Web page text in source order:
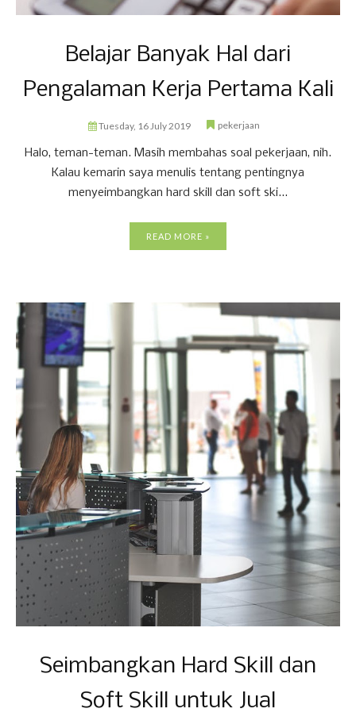
Belajar Banyak Hal dari
Pengalaman Kerja Pertama Kali
Tuesday, 16 July 2019 pekerjaan
Halo, teman-teman. Masih membahas soal pekerjaan, nih.
Kalau kemarin saya menulis tentang pentingnya
menyeimbangkan hard skill dan soft ski...
READ MORE »
Seimbangkan Hard Skill dan
Soft Skill untuk Jual